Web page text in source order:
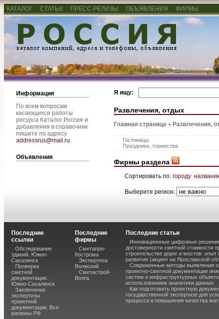
КАТАЛОГ СТАТЬИ ПРЕСС-РЕЛИЗЫ ОБЪЯВЛЕНИЯ ФИРМЫ
Информация
По всем вопросам
касающихся работы
ресурса Каталог Россия и
добавления в справочник
пишите по адресу
addressrus@mail.ru.
Объявления
Я ищу:
Развлечения, отдых
Главная страница Развлечения,
Гостиницы
Праздники, торжества
Фирмы раздела
Сортировать по: городу
Выберите регион:
Последние
ссылки
Обследование
зданий. Южно-
Сахалинск
Проверка
сметной
документации.
Южно-Сахалинск
Заключение
экспертизы
проектной
документации. Все
рагионы РФ
Последние
фирмы
Сметапро-
Кострома
Экспертиза
Волжский
Сметастрой-
Волга
Последние статьи
Инновационные цифровые
достоверности сметной стоимости
строительстве дорог и мостов: опыт
развития (акцент на Ярославской
Современные методы выявления
проектно-сметной документации
систем и инфраструктурных
использованием аналитики данных
Как подготовить проектную
государственной экспертизе для
процесса и повышения качества